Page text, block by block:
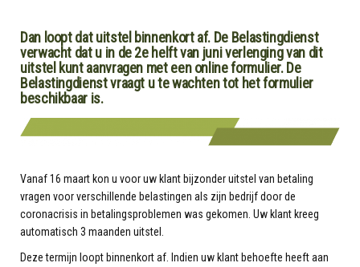
Dan loopt dat uitstel binnenkort af. De Belastingdienst
verwacht dat u in de 2e helft van juni verlenging van dit
uitstel kunt aanvragen met een online formulier. De
Belastingdienst vraagt u te wachten tot het formulier
beschikbaar is.
Vanaf 16 maart kon u voor uw klant bijzonder uitstel van betaling
vragen voor verschillende belastingen als zijn bedrijf door de
coronacrisis in betalingsproblemen was gekomen. Uw klant kreeg
automatisch 3 maanden uitstel.
Deze termijn loopt binnenkort af. Indien uw klant behoefte heeft aan